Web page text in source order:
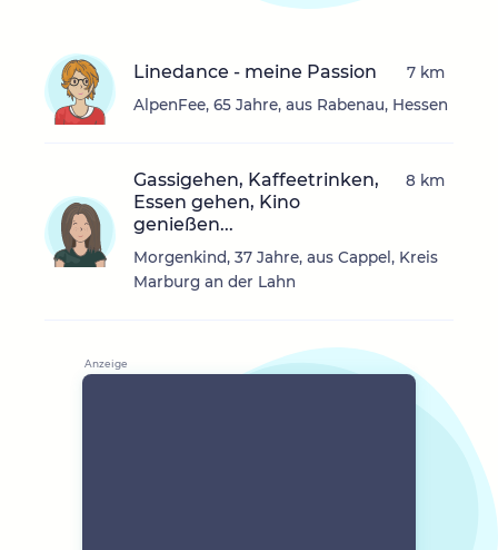
Linedance - meine Passion
AlpenFee, 65 Jahre, aus Rabenau, Hessen
7 km
Gassigehen, Kaffeetrinken,
Essen gehen, Kino
genießen...
Morgenkind, 37 Jahre, aus Cappel, Kreis
Marburg an der Lahn
8 km